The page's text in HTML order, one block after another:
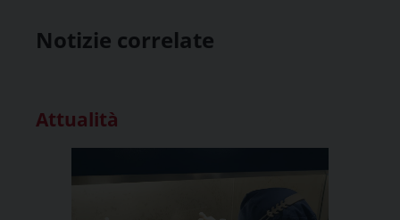
Notizie correlate
Attualità